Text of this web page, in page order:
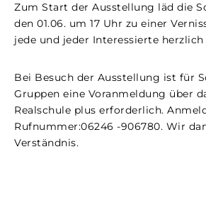
Zum Start der Ausstellung läd die
den 01.06. um 17 Uhr zu einer
jede und jeder Interessierte
Bei Besuch der Ausstellung ist für
Gruppen eine Voranmeldung über
Realschule plus erforderlich.
Rufnummer:06246 -906780. Wir
Verständnis.